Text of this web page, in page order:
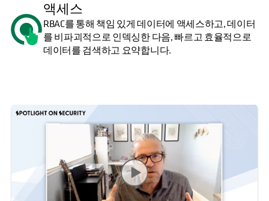
액세스
RBAC를 통해 책임 있게 데이터에 액세스하고, 데이터
를 비파괴적으로 인덱싱한 다음, 빠르고 효율적으로
데이터를 검색하고 요약합니다.